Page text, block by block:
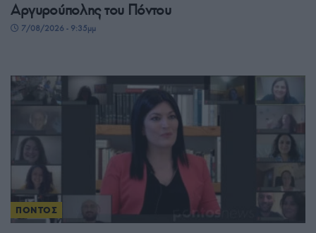
Αργυρούπολης του Πόντου
7/08/2026 - 9:35μμ
ΠΟΝΤΟΣ